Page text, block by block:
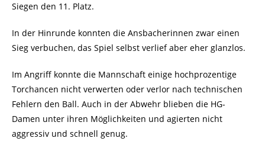
Siegen den 11. Platz.
In der Hinrunde konnten die Ansbacherinnen zwar einen
Sieg verbuchen, das Spiel selbst verlief aber eher glanzlos.
Im Angriff konnte die Mannschaft einige hochprozentige
Torchancen nicht verwerten oder verlor nach technischen
Fehlern den Ball. Auch in der Abwehr blieben die HG-
Damen unter ihren Möglichkeiten und agierten nicht
aggressiv und schnell genug.